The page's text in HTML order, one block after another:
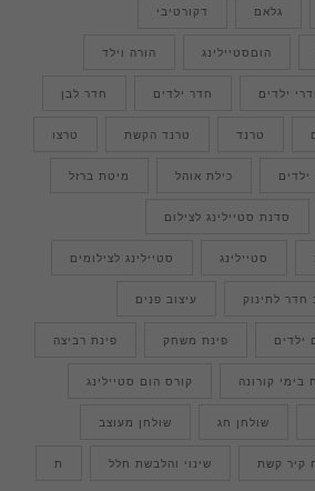
גלאם דקורטיבי
הוםסטיילינג הורה וילד
ילדים חדר ילדים חדר לבן
טרנד טרנד הקשת טרצו
ילדים כילת אוהל מיטת ברזל
סדנת סטיילינג לצילום
סטיילינג סטיילינג לצילומים
חדר לתינוק עיצוב פנים
ילדים פינת משחק פינת רביצה
בימי קורונה קורס הום סטיילינג
שולחן חג שולחן מעוצב
קיר קשת שינוי והלבשת חלל ת